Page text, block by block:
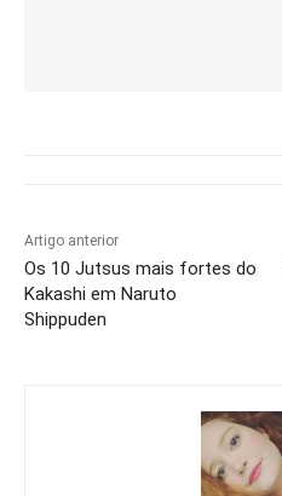
Artigo anterior
Os 10 Jutsus mais fortes do
Kakashi em Naruto
Shippuden